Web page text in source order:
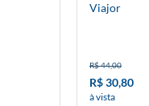
Viajor
R$ 44,00
R$ 30,80
à vista